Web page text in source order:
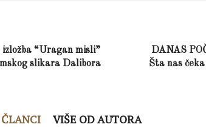
“Uragan misli”
slikara Dalibora
DANAS
Šta nas
VIŠE OD AUTORA